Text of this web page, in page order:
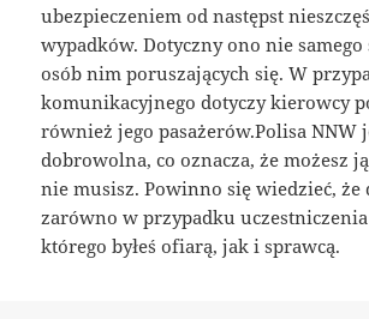
ubezpieczeniem od następst
wypadków. Dotyczny ono nie samego
osób nim poruszających się. W
komunikacyjnego dotyczy kierowcy
również jego pasażerów.Polisa NNW
dobrowolna, co oznacza, że możesz
nie musisz. Powinno się wiedzieć, że
zarówno w przypadku
którego byłeś ofiarą, jak i sprawcą.